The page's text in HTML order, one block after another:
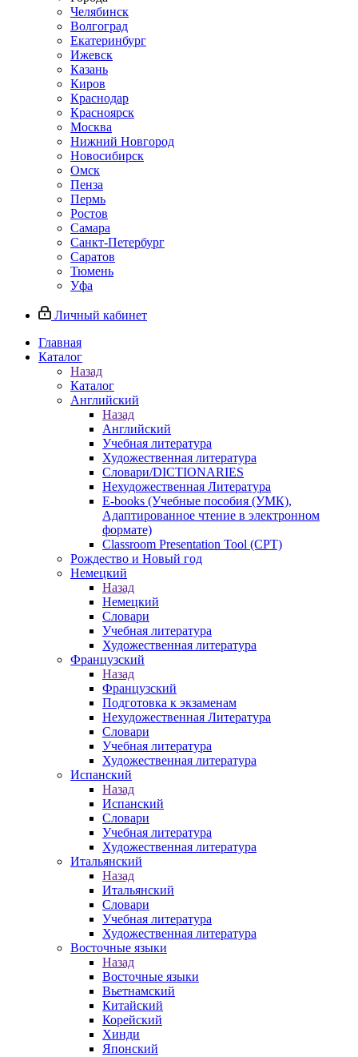
Челябинск
Волгоград
Екатеринбург
Ижевск
Казань
Киров
Краснодар
Красноярск
Москва
Нижний Новгород
Новосибирск
Омск
Пенза
Пермь
Ростов
Самара
Санкт-Петербург
Саратов
Тюмень
Уфа
Личный кабинет
Главная
Каталог
Назад
Каталог
Английский
Назад
Английский
Учебная литература
Художественная литература
Словари/DICTIONARIES
Нехудожественная Литература
E-books (Учебные пособия (УМК),
Адаптированное чтение в электронном
формате)
Classroom Presentation Tool (CPT)
Рождество и Новый год
Немецкий
Назад
Немецкий
Словари
Учебная литература
Художественная литература
Французский
Назад
Французский
Подготовка к экзаменам
Нехудожественная Литература
Словари
Учебная литература
Художественная литература
Испанский
Назад
Испанский
Словари
Учебная литература
Художественная литература
Итальянский
Назад
Итальянский
Словари
Учебная литература
Художественная литература
Восточные языки
Назад
Восточные языки
Вьетнамский
Китайский
Корейский
Хинди
Японский